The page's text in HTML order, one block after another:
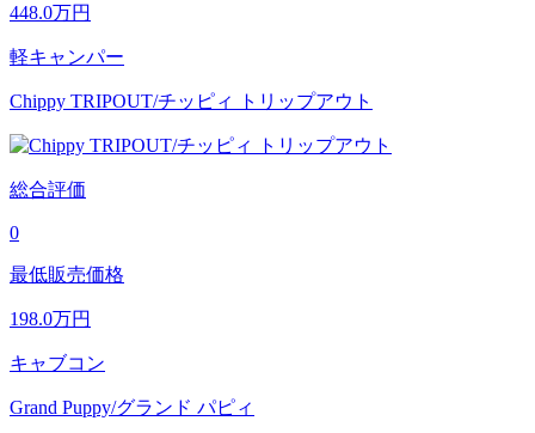
448.0万円
軽キャンパー
Chippy TRIPOUT/チッピィ トリップアウト
総合評価
0
最低販売価格
198.0万円
キャブコン
Grand Puppy/グランド パピィ